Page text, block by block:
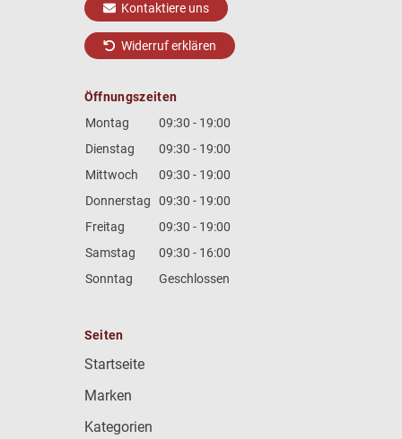
Kontaktiere uns
Widerruf erklären
Öffnungszeiten
Montag
09:30 - 19:00
Dienstag
09:30 - 19:00
Mittwoch
09:30 - 19:00
Donnerstag
09:30 - 19:00
Freitag
09:30 - 19:00
Samstag
09:30 - 16:00
Sonntag
Geschlossen
Seiten
Startseite
Marken
Kategorien